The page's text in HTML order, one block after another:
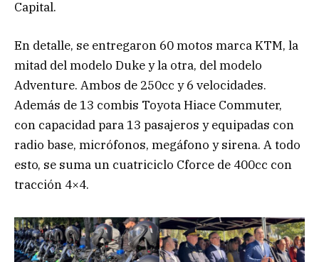
Capital.
En detalle, se entregaron 60 motos marca KTM, la
mitad del modelo Duke y la otra, del modelo
Adventure. Ambos de 250cc y 6 velocidades.
Además de 13 combis Toyota Hiace Commuter,
con capacidad para 13 pasajeros y equipadas con
radio base, micrófonos, megáfono y sirena. A todo
esto, se suma un cuatriciclo Cforce de 400cc con
tracción 4×4.